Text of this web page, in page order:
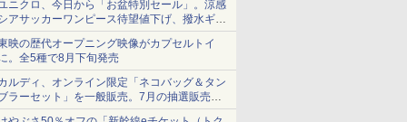
ニクロ、今日から「お盆特別セール」。涼感
アサッカーワンピース待望値下げ、撥水ギア
ョーツは1990円に
映の歴代オープニング映像がカプセルトイ
。全5種で8月下旬発売
ルディ、オンライン限定「ネコバッグ＆タン
ラーセット」を一般販売。7月の抽選販売の
選無効分